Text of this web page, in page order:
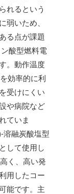
れるという
弱いため、
る点が課題
酸型燃料電
。動作温度
効率的に利
受けにくい
や病院など
ていま
溶融炭酸塩型
として使用し
く、高い発
用したコー
能です。主